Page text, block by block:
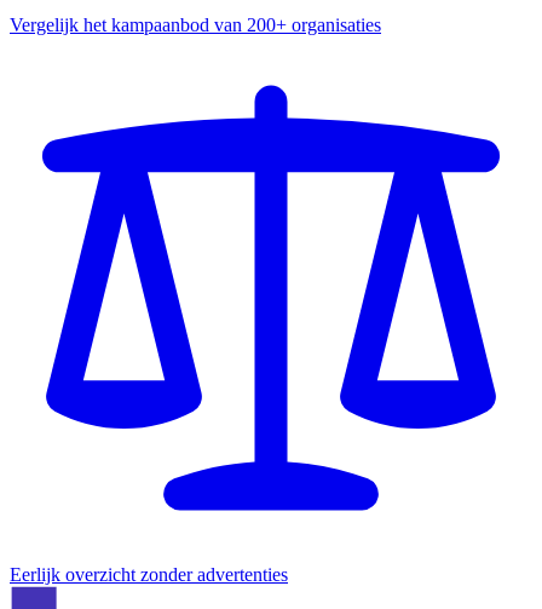
Vergelijk het kampaanbod van 200+ organisaties
Eerlijk overzicht zonder advertenties